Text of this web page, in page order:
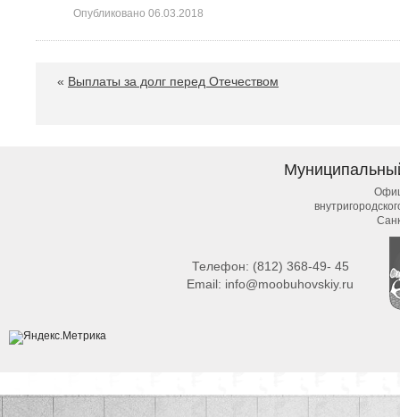
Опубликовано 06.03.2018
« Выплаты за долг перед Отечеством
Телефон: (812) 368-49- 45
Email: info@moobuhovskiy.ru